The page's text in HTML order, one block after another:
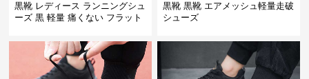
黒靴 レディース ランニングシュ
ーズ 黒 軽量 痛くない フラット
黒靴 黒靴 エアメッシュ軽量走破
シューズ